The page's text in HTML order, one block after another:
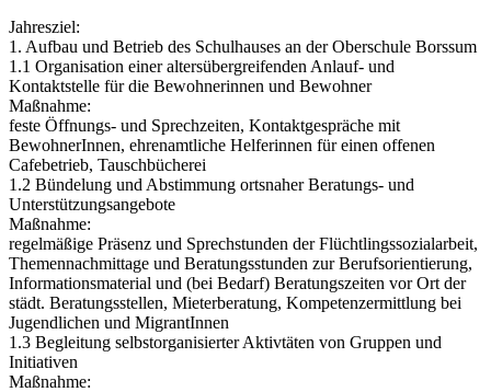
Jahresziel:
1. Aufbau und Betrieb des Schulhauses an der Oberschule Borssum
1.1 Organisation einer altersübergreifenden Anlauf- und
Kontaktstelle für die Bewohnerinnen und Bewohner
Maßnahme:
feste Öffnungs- und Sprechzeiten, Kontaktgespräche mit
BewohnerInnen, ehrenamtliche Helferinnen für einen offenen
Cafebetrieb, Tauschbücherei
1.2 Bündelung und Abstimmung ortsnaher Beratungs- und
Unterstützungsangebote
Maßnahme:
regelmäßige Präsenz und Sprechstunden der Flüchtlingssozialarbeit,
Themennachmittage und Beratungsstunden zur Berufsorientierung,
Informationsmaterial und (bei Bedarf) Beratungszeiten vor Ort der
städt. Beratungsstellen, Mieterberatung, Kompetenzermittlung bei
Jugendlichen und MigrantInnen
1.3 Begleitung selbstorganisierter Aktivtäten von Gruppen und
Initiativen
Maßnahme: